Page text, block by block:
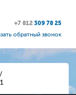
+7 812 309 78 25
обратный звонок